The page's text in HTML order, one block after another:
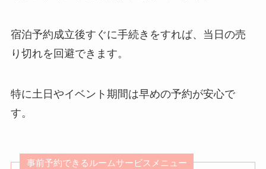
宿泊予約成立後すぐに手続きをすれば、当日の売
り切れを回避できます。
特に土日やイベント期間は早めの予約が安心で
す。
事前予約できるルームサービスメニュー